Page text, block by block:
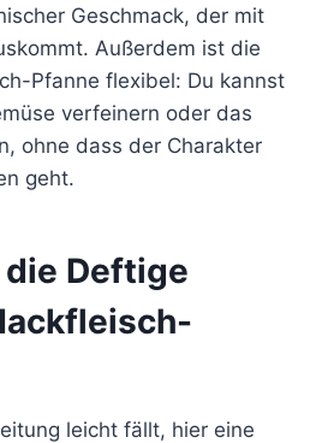
Geschmack, der mit
Außerdem ist die
Pfanne flexibel: Du kannst
verfeinern oder das
ohne dass der Charakter
geht.
Deftige
leicht fällt, hier eine